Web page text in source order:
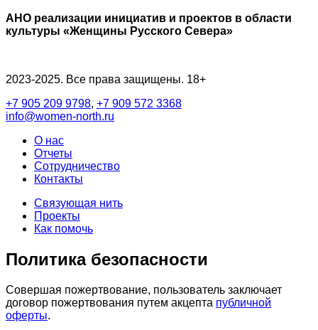
АНО реализации инициатив и проектов в области
культуры «Женщины Русского Севера»
2023-2025. Все права защищены. 18+
+7 905 209 9798, +7 909 572 3368
info@women-north.ru
О нас
Отчеты
Сотрудничество
Контакты
Связующая нить
Проекты
Как помочь
Политика безопасности
Совершая пожертвование, пользователь заключает
договор пожертвования путем акцепта публичной
оферты.